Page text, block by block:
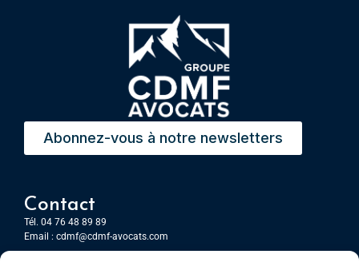
Abonnez-vous à notre newsletters
Contact
Tél. 04 76 48 89 89
Email : cdmf@cdmf-avocats.com